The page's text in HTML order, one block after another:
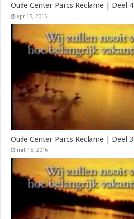
Oude Center Parcs Reclame | Deel 4
apr 15, 2016
Oude Center Parcs Reclame | Deel 3
mrt 15, 2016